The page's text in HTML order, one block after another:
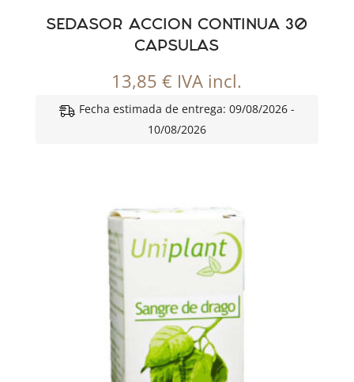
SEDASOR ACCION CONTINUA 30
CAPSULAS
13,85€ IVA incl.
Fecha estimada de entrega: 09/08/2026 -
10/08/2026